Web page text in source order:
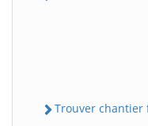
Trouver chantier